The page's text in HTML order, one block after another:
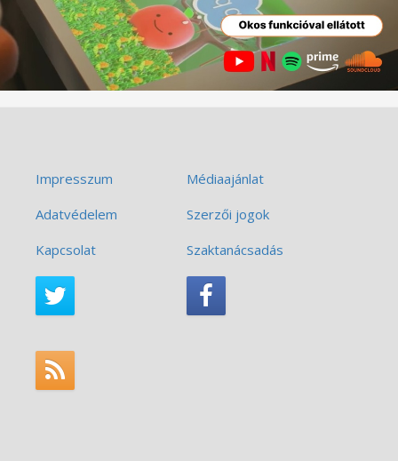
Impresszum
Médiaajánlat
Adatvédelem
Szerzői jogok
Kapcsolat
Szaktanácsadás